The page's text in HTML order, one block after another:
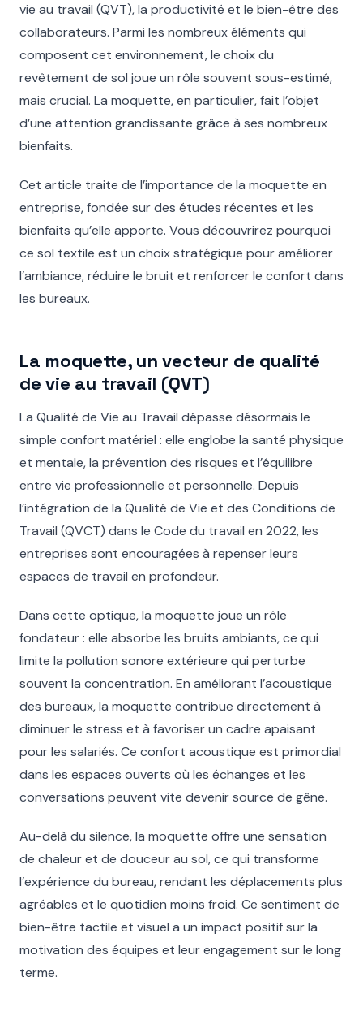
vie au travail (QVT), la productivité et le bien-être des
collaborateurs. Parmi les nombreux éléments qui
composent cet environnement, le choix du
revêtement de sol joue un rôle souvent sous-estimé,
mais crucial. La moquette, en particulier, fait l’objet
d’une attention grandissante grâce à ses nombreux
bienfaits.
Cet article traite de l’importance de la moquette en
entreprise, fondée sur des études récentes et les
bienfaits qu’elle apporte. Vous découvrirez pourquoi
ce sol textile est un choix stratégique pour améliorer
l’ambiance, réduire le bruit et renforcer le confort dans
les bureaux.
La moquette, un vecteur de qualité
de vie au travail (QVT)
La Qualité de Vie au Travail dépasse désormais le
simple confort matériel : elle englobe la santé physique
et mentale, la prévention des risques et l’équilibre
entre vie professionnelle et personnelle. Depuis
l’intégration de la Qualité de Vie et des Conditions de
Travail (QVCT) dans le Code du travail en 2022, les
entreprises sont encouragées à repenser leurs
espaces de travail en profondeur.
Dans cette optique, la moquette joue un rôle
fondateur : elle absorbe les bruits ambiants, ce qui
limite la pollution sonore extérieure qui perturbe
souvent la concentration. En améliorant l’acoustique
des bureaux, la moquette contribue directement à
diminuer le stress et à favoriser un cadre apaisant
pour les salariés. Ce confort acoustique est primordial
dans les espaces ouverts où les échanges et les
conversations peuvent vite devenir source de gêne.
Au-delà du silence, la moquette offre une sensation
de chaleur et de douceur au sol, ce qui transforme
l’expérience du bureau, rendant les déplacements plus
agréables et le quotidien moins froid. Ce sentiment de
bien-être tactile et visuel a un impact positif sur la
motivation des équipes et leur engagement sur le long
terme.